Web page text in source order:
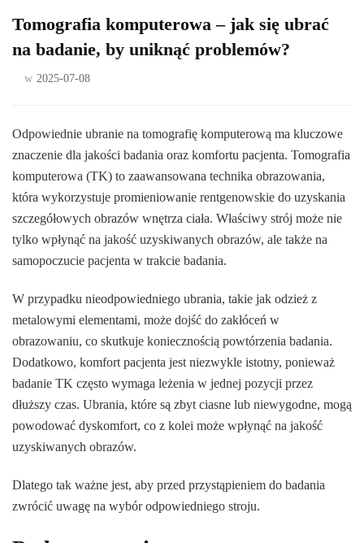
Tomografia komputerowa – jak się ubrać
na badanie, by uniknąć problemów?
w 2025-07-08
Odpowiednie ubranie na tomografię komputerową ma kluczowe
znaczenie dla jakości badania oraz komfortu pacjenta. Tomografia
komputerowa (TK) to zaawansowana technika obrazowania,
która wykorzystuje promieniowanie rentgenowskie do uzyskania
szczegółowych obrazów wnętrza ciała. Właściwy strój może nie
tylko wpłynąć na jakość uzyskiwanych obrazów, ale także na
samopoczucie pacjenta w trakcie badania.
W przypadku nieodpowiedniego ubrania, takie jak odzież z
metalowymi elementami, może dojść do zakłóceń w
obrazowaniu, co skutkuje koniecznością powtórzenia badania.
Dodatkowo, komfort pacjenta jest niezwykle istotny, ponieważ
badanie TK często wymaga leżenia w jednej pozycji przez
dłuższy czas. Ubrania, które są zbyt ciasne lub niewygodne, mogą
powodować dyskomfort, co z kolei może wpłynąć na jakość
uzyskiwanych obrazów.
Dlatego tak ważne jest, aby przed przystąpieniem do badania
zwrócić uwagę na wybór odpowiedniego stroju.